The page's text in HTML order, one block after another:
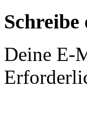
Deine E-